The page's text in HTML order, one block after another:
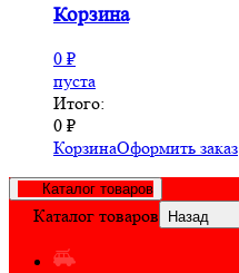
Корзина
0 ₽
пуста
Итого:
0 ₽
КорзинаОформить заказ
Каталог товаров
Каталог товаров Назад